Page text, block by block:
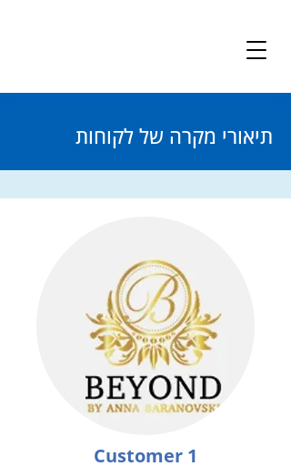
תיאורי מקרה של לקוחות
Customer 1